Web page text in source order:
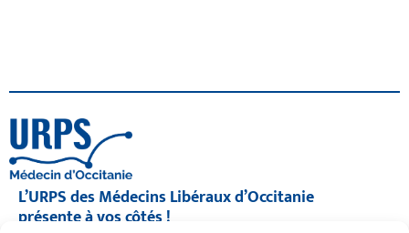
L’URPS des Médecins Libéraux d’Occitanie
présente à vos côtés !